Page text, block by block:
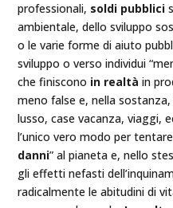
professionali, soldi pubblici
ambientale, dello sviluppo
o le varie forme di aiuto
sviluppo o verso individui
che finiscono in realtà in
meno false e, nella
lusso, case vacanza, viaggi,
l’unico vero modo per
danni” al pianeta e, nello
gli effetti nefasti
radicalmente le abitudini di